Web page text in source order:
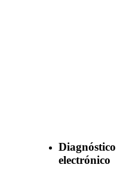
Diagnóstico
electrónico